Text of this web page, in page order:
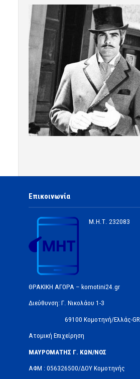
Επικοινωνία
Μ.Η.Τ. 232083
ΘΡΑΚΙΚΗ ΑΓΟΡΑ – komotini24.gr
Διεύθυνση: Γ. Νικολάου 1-3
69100 Κομοτηνή/Ελλάς-GR
Ατομική Επιχείρηση
ΜΑΥΡΟΜΑΤΗΣ Γ. ΚΩΝ/ΝΟΣ
ΑΦΜ : 056326500/ΔOΥ Κομοτηνής